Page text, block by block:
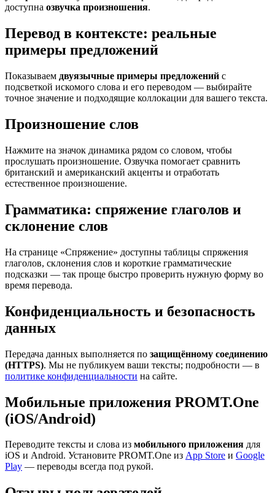
доступна озвучка произношения.
Перевод в контексте: реальные
примеры предложений
Показываем двуязычные примеры предложений с
подсветкой искомого слова и его переводом — выбирайте
точное значение и подходящие коллокации для вашего текста.
Произношение слов
Нажмите на значок динамика рядом со словом, чтобы
прослушать произношение. Озвучка помогает сравнить
британский и американский акценты и отработать
естественное произношение.
Грамматика: спряжение глаголов и
склонение слов
На странице «Спряжение» доступны таблицы спряжения
глаголов, склонения слов и короткие грамматические
подсказки — так проще быстро проверить нужную форму во
время перевода.
Конфиденциальность и безопасность
данных
Передача данных выполняется по защищённому соединению
(HTTPS). Мы не публикуем ваши тексты; подробности — в
политике конфиденциальности на сайте.
Мобильные приложения PROMT.One
(iOS/Android)
Переводите тексты и слова из мобильного приложения для
iOS и Android. Установите PROMT.One из App Store и Google
Play — переводы всегда под рукой.